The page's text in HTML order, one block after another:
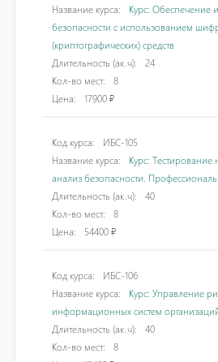
Название курса:
Курс:
безопасности с использованием
(криптографических) средств
Длительность (ак.ч):
24
Кол-во мест:
8
Цена:
17900 ₽
Код курса:
ИБС-105
Название курса:
Курс:
анализ безопасности.
Длительность (ак.ч):
40
Кол-во мест:
8
Цена:
54400 ₽
Код курса:
ИБС-106
Название курса:
Курс: Управление
информационных систем
Длительность (ак.ч):
40
Кол-во мест:
8